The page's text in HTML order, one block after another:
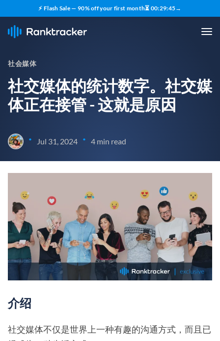
⚡ Flash Sale — 90% off your first month⏳ 00:29:44→
社会媒体
社交媒体的统计数字。社交媒
体正在接管 - 这就是原因
• Jul 31, 2024 • 4 min read
介绍
社交媒体不仅是世界上一种有趣的沟通方式，而且已